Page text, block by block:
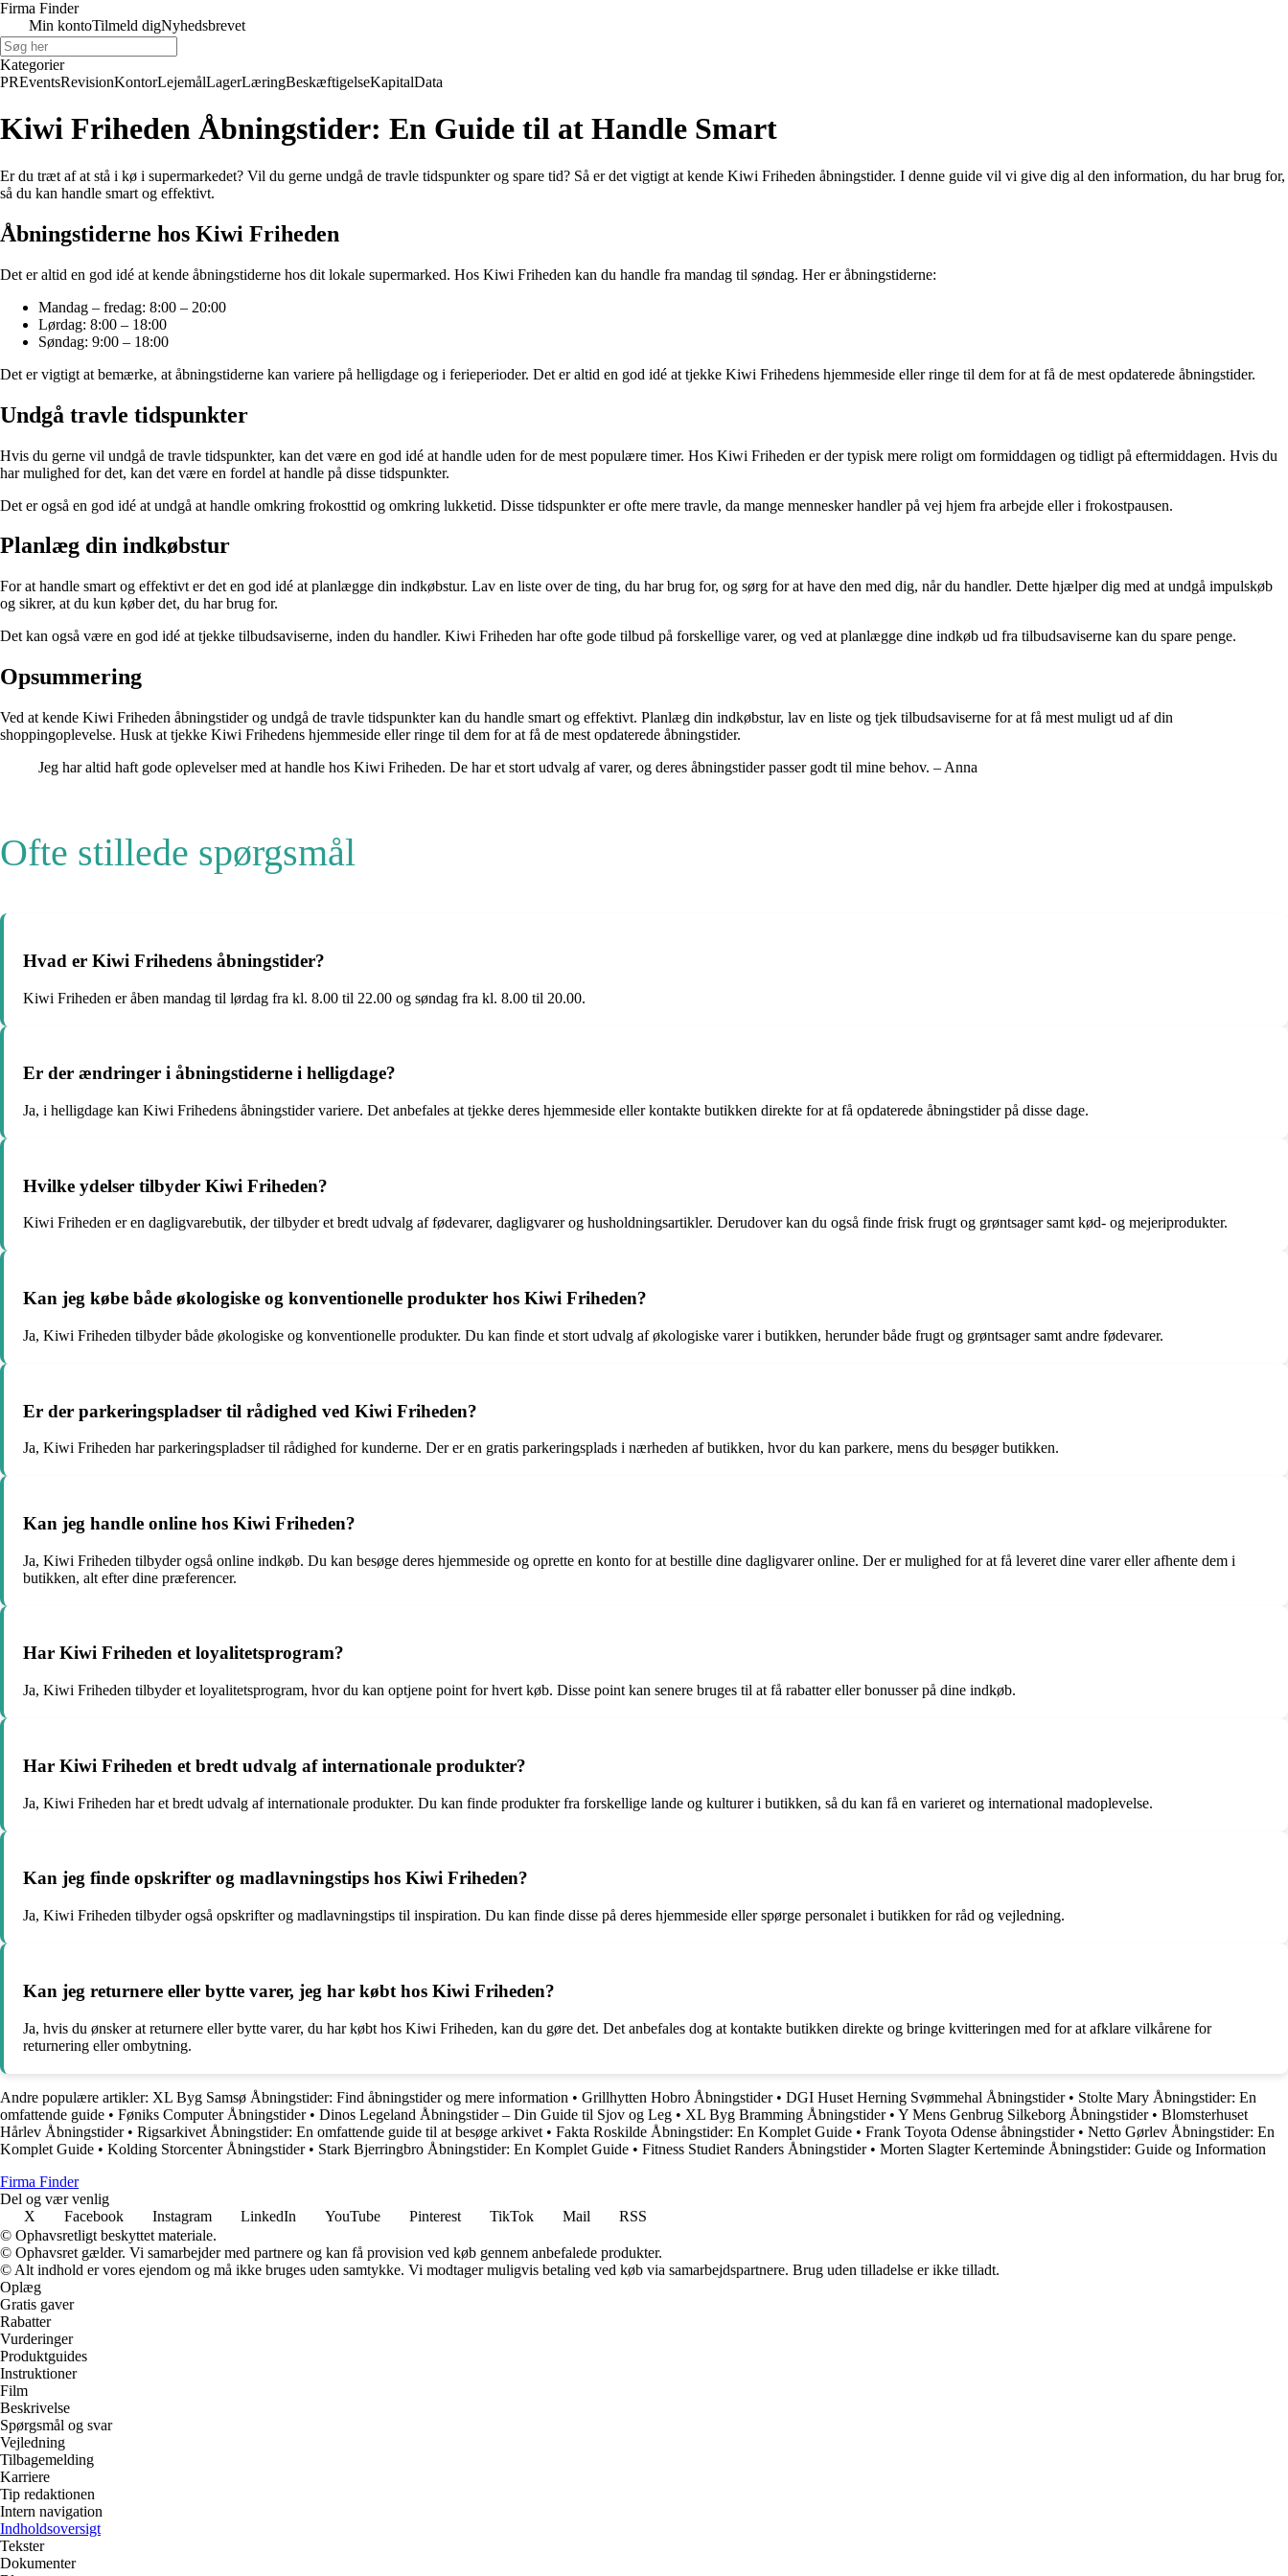
Firma Finder
Min kontoTilmeld digNyhedsbrevet
Kategorier
PREventsRevisionKontorLejemålLagerLæringBeskæftigelseKapitalData
Kiwi Friheden Åbningstider: En Guide til at Handle Smart
Er du træt af at stå i kø i supermarkedet? Vil du gerne undgå de travle tidspunkter og spare tid? Så er det vigtigt at kende Kiwi Friheden åbningstider. I denne guide vil vi give dig al den information, du har brug for,
så du kan handle smart og effektivt.
Åbningstiderne hos Kiwi Friheden
Det er altid en god idé at kende åbningstiderne hos dit lokale supermarked. Hos Kiwi Friheden kan du handle fra mandag til søndag. Her er åbningstiderne:
Mandag – fredag: 8:00 – 20:00
Lørdag: 8:00 – 18:00
Søndag: 9:00 – 18:00
Det er vigtigt at bemærke, at åbningstiderne kan variere på helligdage og i ferieperioder. Det er altid en god idé at tjekke Kiwi Frihedens hjemmeside eller ringe til dem for at få de mest opdaterede åbningstider.
Undgå travle tidspunkter
Hvis du gerne vil undgå de travle tidspunkter, kan det være en god idé at handle uden for de mest populære timer. Hos Kiwi Friheden er der typisk mere roligt om formiddagen og tidligt på eftermiddagen. Hvis du
har mulighed for det, kan det være en fordel at handle på disse tidspunkter.
Det er også en god idé at undgå at handle omkring frokosttid og omkring lukketid. Disse tidspunkter er ofte mere travle, da mange mennesker handler på vej hjem fra arbejde eller i frokostpausen.
Planlæg din indkøbstur
For at handle smart og effektivt er det en god idé at planlægge din indkøbstur. Lav en liste over de ting, du har brug for, og sørg for at have den med dig, når du handler. Dette hjælper dig med at undgå impulskøb
og sikrer, at du kun køber det, du har brug for.
Det kan også være en god idé at tjekke tilbudsaviserne, inden du handler. Kiwi Friheden har ofte gode tilbud på forskellige varer, og ved at planlægge dine indkøb ud fra tilbudsaviserne kan du spare penge.
Opsummering
Ved at kende Kiwi Friheden åbningstider og undgå de travle tidspunkter kan du handle smart og effektivt. Planlæg din indkøbstur, lav en liste og tjek tilbudsaviserne for at få mest muligt ud af din
shoppingoplevelse. Husk at tjekke Kiwi Frihedens hjemmeside eller ringe til dem for at få de mest opdaterede åbningstider.
Jeg har altid haft gode oplevelser med at handle hos Kiwi Friheden. De har et stort udvalg af varer, og deres åbningstider passer godt til mine behov. – Anna
Ofte stillede spørgsmål
Hvad er Kiwi Frihedens åbningstider?
Kiwi Friheden er åben mandag til lørdag fra kl. 8.00 til 22.00 og søndag fra kl. 8.00 til 20.00.
Er der ændringer i åbningstiderne i helligdage?
Ja, i helligdage kan Kiwi Frihedens åbningstider variere. Det anbefales at tjekke deres hjemmeside eller kontakte butikken direkte for at få opdaterede åbningstider på disse dage.
Hvilke ydelser tilbyder Kiwi Friheden?
Kiwi Friheden er en dagligvarebutik, der tilbyder et bredt udvalg af fødevarer, dagligvarer og husholdningsartikler. Derudover kan du også finde frisk frugt og grøntsager samt kød- og mejeriprodukter.
Kan jeg købe både økologiske og konventionelle produkter hos Kiwi Friheden?
Ja, Kiwi Friheden tilbyder både økologiske og konventionelle produkter. Du kan finde et stort udvalg af økologiske varer i butikken, herunder både frugt og grøntsager samt andre fødevarer.
Er der parkeringspladser til rådighed ved Kiwi Friheden?
Ja, Kiwi Friheden har parkeringspladser til rådighed for kunderne. Der er en gratis parkeringsplads i nærheden af butikken, hvor du kan parkere, mens du besøger butikken.
Kan jeg handle online hos Kiwi Friheden?
Ja, Kiwi Friheden tilbyder også online indkøb. Du kan besøge deres hjemmeside og oprette en konto for at bestille dine dagligvarer online. Der er mulighed for at få leveret dine varer eller afhente dem i
butikken, alt efter dine præferencer.
Har Kiwi Friheden et loyalitetsprogram?
Ja, Kiwi Friheden tilbyder et loyalitetsprogram, hvor du kan optjene point for hvert køb. Disse point kan senere bruges til at få rabatter eller bonusser på dine indkøb.
Har Kiwi Friheden et bredt udvalg af internationale produkter?
Ja, Kiwi Friheden har et bredt udvalg af internationale produkter. Du kan finde produkter fra forskellige lande og kulturer i butikken, så du kan få en varieret og international madoplevelse.
Kan jeg finde opskrifter og madlavningstips hos Kiwi Friheden?
Ja, Kiwi Friheden tilbyder også opskrifter og madlavningstips til inspiration. Du kan finde disse på deres hjemmeside eller spørge personalet i butikken for råd og vejledning.
Kan jeg returnere eller bytte varer, jeg har købt hos Kiwi Friheden?
Ja, hvis du ønsker at returnere eller bytte varer, du har købt hos Kiwi Friheden, kan du gøre det. Det anbefales dog at kontakte butikken direkte og bringe kvitteringen med for at afklare vilkårene for
returnering eller ombytning.
Andre populære artikler: XL Byg Samsø Åbningstider: Find åbningstider og mere information • Grillhytten Hobro Åbningstider• DGI Huset Herning Svømmehal Åbningstider• Stolte Mary Åbningstider: En
omfattende guide • Føniks Computer Åbningstider• Dinos Legeland Åbningstider – Din Guide til Sjov og Leg • XL Byg Bramming Åbningstider• Y Mens Genbrug Silkeborg Åbningstider• Blomsterhuset
Hårlev Åbningstider• Rigsarkivet Åbningstider: En omfattende guide til at besøge arkivet • Fakta Roskilde Åbningstider: En Komplet Guide • Frank Toyota Odense åbningstider• Netto Gørlev Åbningstider: En
Komplet Guide • Kolding Storcenter Åbningstider• Stark Bjerringbro Åbningstider: En Komplet Guide • Fitness Studiet Randers Åbningstider• Morten Slagter Kerteminde Åbningstider: Guide og Information
Firma Finder
Del og vær venlig
X
Facebook Instagram LinkedIn YouTube Pinterest TikTok Mail
RSS
© Ophavsretligt beskyttet materiale.
© Ophavsret gælder. Vi samarbejder med partnere og kan få provision ved køb gennem anbefalede produkter.
© Alt indhold er vores ejendom og må ikke bruges uden samtykke. Vi modtager muligvis betaling ved køb via samarbejdspartnere. Brug uden tilladelse er ikke tilladt.
Oplæg
Gratis gaver
Rabatter
Vurderinger
Produktguides
Instruktioner
Film
Beskrivelse
Spørgsmål og svar
Vejledning
Tilbagemelding
Karriere
Tip redaktionen
Intern navigation
Indholdsoversigt
Tekster
Dokumenter